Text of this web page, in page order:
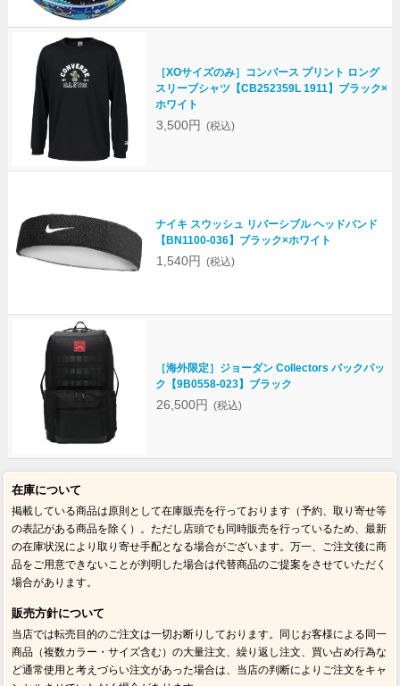
［XOサイズのみ］コンバース プリント ロング
スリーブシャツ【CB252359L 1911】ブラック×
ホワイト
3,500円 (税込)
ナイキ スウッシュ リバーシブル ヘッドバンド
【BN1100-036】ブラック×ホワイト
1,540円 (税込)
［海外限定］ジョーダン Collectors バックパッ
ク【9B0558-023】ブラック
26,500円 (税込)
在庫について
掲載している商品は原則として在庫販売を行っております（予約、取り寄せ等
の表記がある商品を除く）。ただし店頭でも同時販売を行っているため、最新
の在庫状況により取り寄せ手配となる場合がございます。万一、ご注文後に商
品をご用意できないことが判明した場合は代替商品のご提案をさせていただく
場合があります。
販売方針について
当店では転売目的のご注文は一切お断りしております。同じお客様による同一
商品（複数カラー・サイズ含む）の大量注文、繰り返し注文、買い占め行為な
ど通常使用と考えづらい注文があった場合は、当店の判断によりご注文をキャ